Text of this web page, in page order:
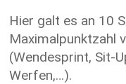
Hier galt es an 10
Maximalpunktzahl
(Wendesprint, Sit-
Werfen,…).